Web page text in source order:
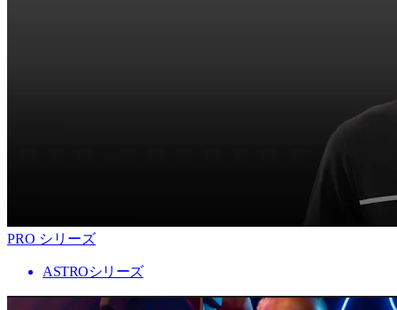
PRO シリーズ
ASTROシリーズ